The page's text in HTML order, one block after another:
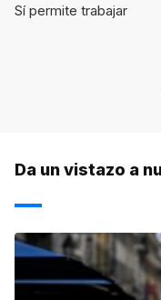
Sí permite trabajar
Da un vistazo a